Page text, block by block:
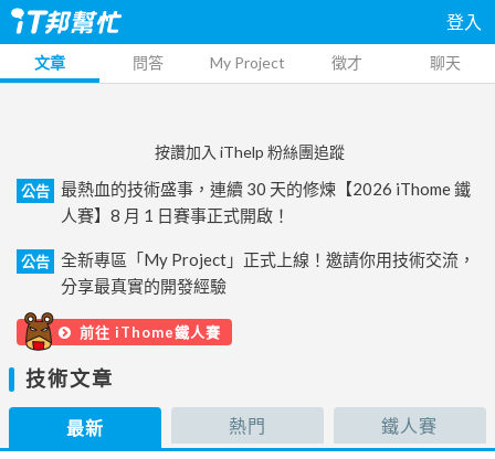
登入
文章 問答 My Project 徵才 聊天
按讚加入 iThelp 粉絲團追蹤
公告
最熱血的技術盛事，連續 30 天的修煉【2026 iThome 鐵
人賽】8 月 1 日賽事正式開啟！
公告
全新專區「My Project」正式上線！邀請你用技術交流，
分享最真實的開發經驗
前往 iThome鐵人賽
技術文章
最新 熱門 鐵人賽